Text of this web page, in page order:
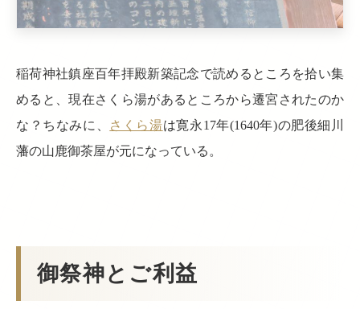
稲荷神社鎮座百年拝殿新築記念で読めるところを拾い集
めると、現在さくら湯があるところから遷宮されたのか
な？ちなみに、
さくら湯は寛永17年(1640年)の肥後細川
藩の山鹿御茶屋が元になっている。
御祭神とご利益